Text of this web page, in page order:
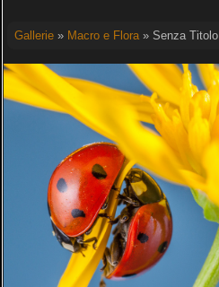
Gallerie» Macro e Flora» Senza Titolo